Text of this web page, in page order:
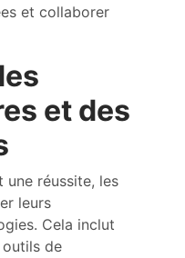
et collaborer
et des
une réussite, les
leurs
Cela inclut
de